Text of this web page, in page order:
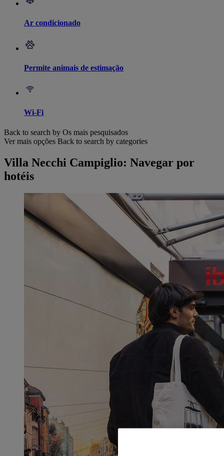
Ar condicionado
Permite animais de estimação
Wi-Fi
Back to search by Os mais pesquisados
Ver mais opções Back to search by categories
Villa Necchi Campiglio: Navegar por
hotéis